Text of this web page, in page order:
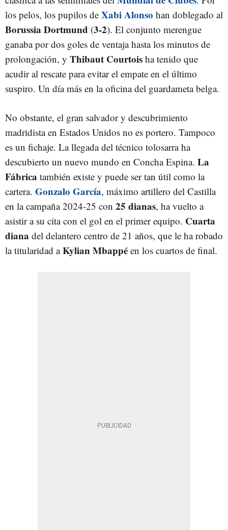
los pelos, los pupilos de Xabi Alonso han doblegado al
Borussia Dortmund (3-2). El conjunto merengue
ganaba por dos goles de ventaja hasta los minutos de
prolongación, y Thibaut Courtois ha tenido que
acudir al rescate para evitar el empate en el último
suspiro. Un día más en la oficina del guardameta belga.
No obstante, el gran salvador y descubrimiento
madridista en Estados Unidos no es portero. Tampoco
es un fichaje. La llegada del técnico tolosarra ha
descubierto un nuevo mundo en Concha Espina. La
Fábrica también existe y puede ser tan útil como la
cartera. Gonzalo García, máximo artillero del Castilla
en la campaña 2024-25 con 25 dianas, ha vuelto a
asistir a su cita con el gol en el primer equipo. Cuarta
diana del delantero centro de 21 años, que le ha robado
la titularidad aKylian Mbappé en los cuartos de final.